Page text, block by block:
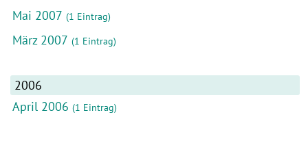
Mai 2007 (1 Eintrag)
März 2007 (1 Eintrag)
2006
April 2006 (1 Eintrag)